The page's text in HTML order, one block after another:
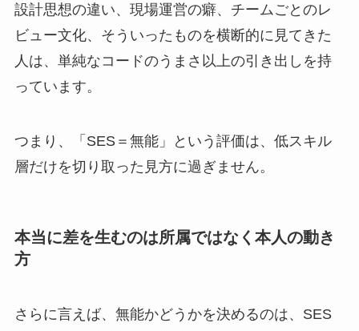
設計思想の違い、現場運営の癖、チームごとのレ
ビュー文化、そういったものを横断的に見てきた
人は、単純なコードのうまさ以上の引き出しを持
っています。
つまり、「SES＝無能」という評価は、低スキル
層だけを切り取った見方に過ぎません。
本当に差を生むのは所属ではなく本人の動き
方
さらに言えば、無能かどうかを決めるのは、SES